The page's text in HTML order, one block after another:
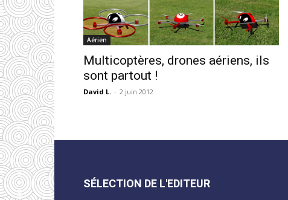
Aérien
Multicoptères, drones aériens, ils
sont partout !
David L. - 2 juin 2012
SÉLECTION DE L'EDITEUR